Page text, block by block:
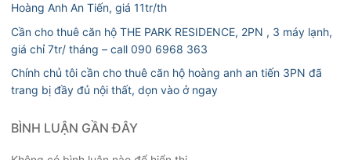
Hoàng Anh An Tiến, giá 11tr/th
Cần cho thuê căn hộ THE PARK RESIDENCE, 2PN , 3 máy lạnh,
giá chỉ 7tr/ tháng – call 090 6968 363
Chính chủ tôi cần cho thuê căn hộ hoàng anh an tiến 3PN đã
trang bị đầy đủ nội thất, dọn vào ở ngay
BÌNH LUẬN GẦN ĐÂY